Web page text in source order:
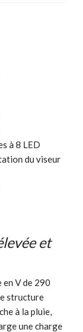
à 8 LED
du viseur
et
V de 290
structure
à la pluie,
une charge